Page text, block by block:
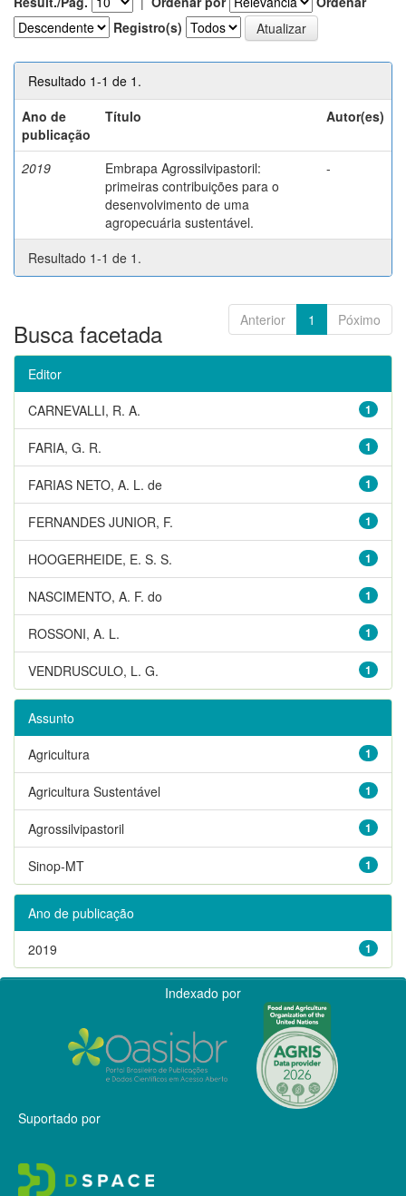
Registro(s)
Resultado 1-1 de 1.
Ano de
publicação
Título Autor(es)
2019
Embrapa Agrossilvipastoril:
primeiras contribuições para o
desenvolvimento de uma
agropecuária sustentável.
-
Resultado 1-1 de 1.
Anterior 1 Póximo
Busca facetada
Editor
1
CARNEVALLI, R. A.
1
FARIA, G. R.
1
FARIAS NETO, A. L. de
1
FERNANDES JUNIOR, F.
1
HOOGERHEIDE, E. S. S.
1
NASCIMENTO, A. F. do
1
ROSSONI, A. L.
1
VENDRUSCULO, L. G.
Assunto
1
Agricultura
1
Agricultura Sustentável
1
Agrossilvipastoril
1
Sinop-MT
Ano de publicação
1
2019
Indexado por
Suportado por